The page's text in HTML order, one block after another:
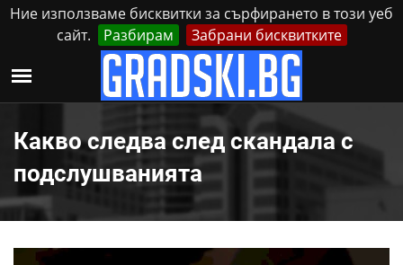
Ние използваме бисквитки за сърфирането в този уеб
сайт.
Разбирам Забрани бисквитките
Понеделник, 10 Август, 2026 Реклама
Какво следва след скандала с
подслушванията